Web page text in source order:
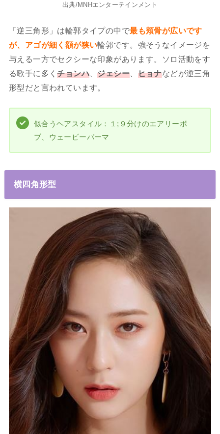
出典/MNHエンターテインメント
「逆三角形」は輪郭タイプの中で最も頬骨が広いです
が、アゴが細く額が狭い輪郭です。強そうなイメージを
与える一方でセクシーな印象があります。ソロ活動をす
る歌手に多くチョンハ 、ジェシー ヒョナなどが逆三角
形型だと言われています。
似合うヘアスタイル：１;９分けのエアリーボ
ブ、ウェービーパーマ
横四角形型